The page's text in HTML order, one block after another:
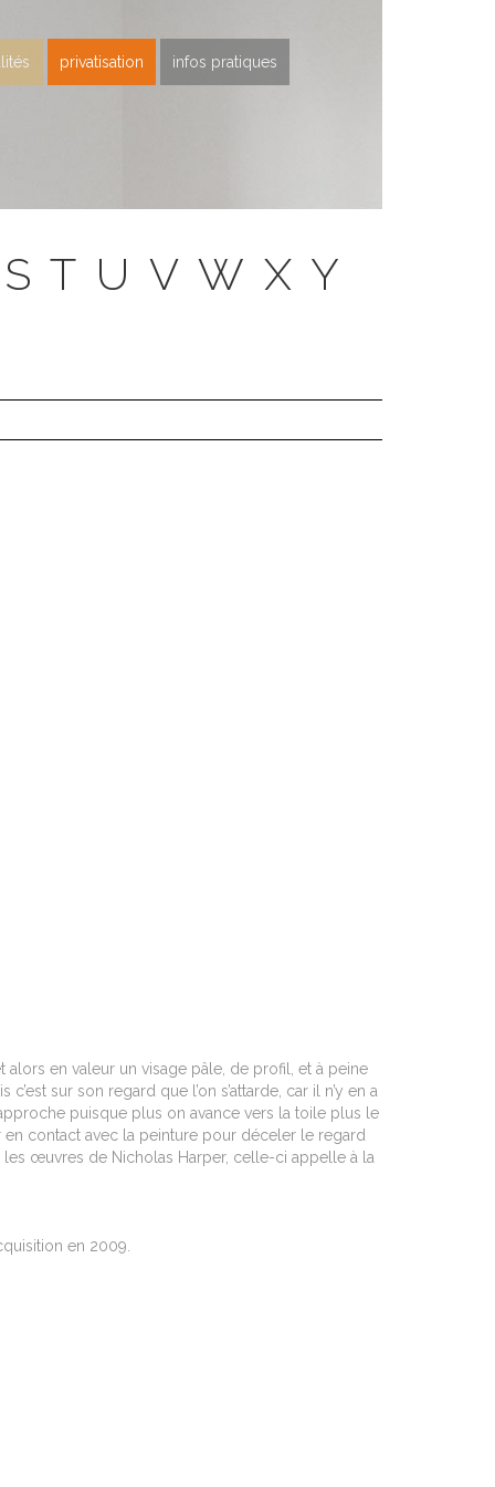
privatisation infos pratiques
S T U V W X Y
en valeur un visage pâle, de profil, et à peine
sur son regard que l’on s’attarde, car il n’y en a
puisque plus on avance vers la toile plus le
en contact avec la peinture pour déceler le regard
œuvres de Nicholas Harper, celle-ci appelle à la
en 2009.